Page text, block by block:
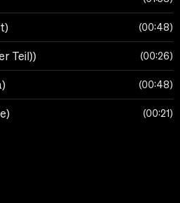
00:48
Teil)) 00:26
00:48
00:21